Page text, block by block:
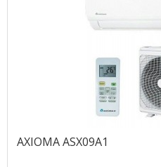
AXIOMA ASX09A1